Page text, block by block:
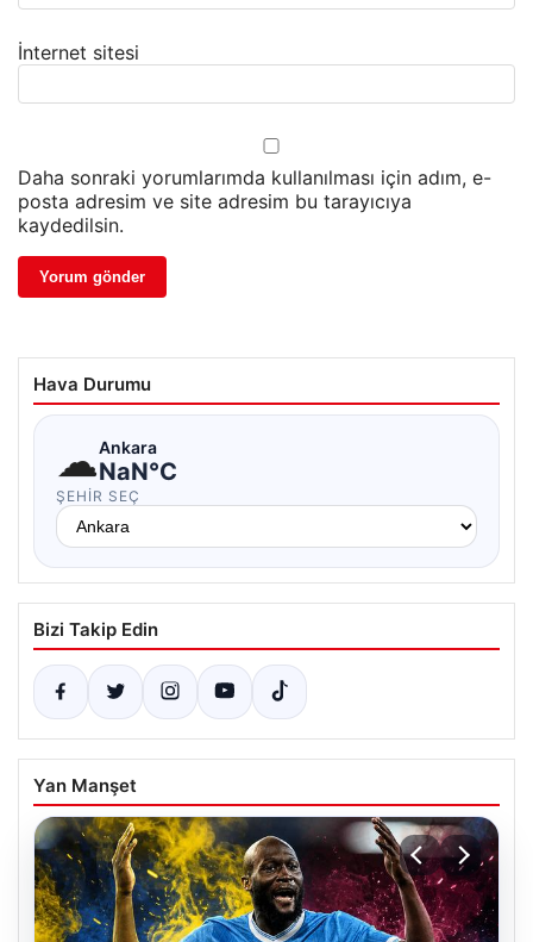
İnternet sitesi
Daha sonraki yorumlarımda kullanılması için adım, e-
posta adresim ve site adresim bu tarayıcıya
kaydedilsin.
Hava Durumu
☁Ankara
NaN°C
ŞEHIR SEÇ
Bizi Takip Edin
Yan Manşet